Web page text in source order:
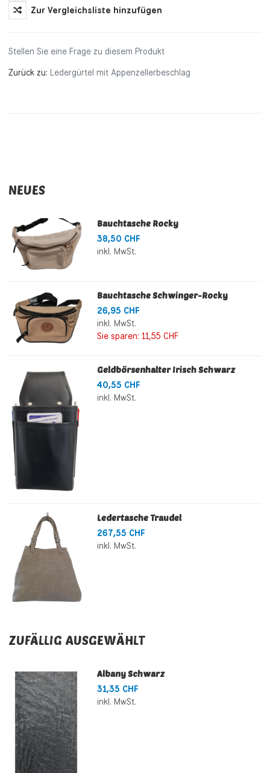
Zur Vergleichsliste hinzufügen
Stellen Sie eine Frage zu diesem Produkt
Zurück zu: Ledergürtel mit Appenzellerbeschlag
NEUES
Bauchtasche Rocky
38,50 CHF
inkl. MwSt.
Bauchtasche Schwinger-Rocky
26,95 CHF
inkl. MwSt.
Sie sparen: 11,55 CHF
Geldbörsenhalter Irisch Schwarz
40,55 CHF
inkl. MwSt.
Ledertasche Traudel
267,55 CHF
inkl. MwSt.
ZUFÄLLIG AUSGEWÄHLT
Albany Schwarz
31,35 CHF
inkl. MwSt.